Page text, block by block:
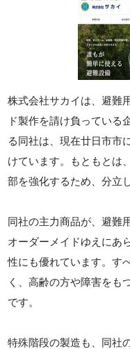
株式会社サカイは、避難
ド製作を請け負っている
る同社は、現在廿日市市
けています。もともとは
部を強化するため、分立
同社の主力商品が、避難
オーダーメイドゆえにあ
性にも優れています。す
く、高齢の方や障害をも
です。
特殊階段の製造も、同社